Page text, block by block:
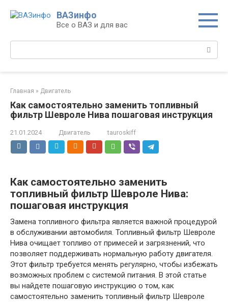
ВАЗинфо
Все о ВАЗ и для вас
Поиск:
Главная » Двигатель
Как самостоятельно заменить топливный
фильтр Шевроле Нива пошаговая инструкция
21.01.2024 Двигатель tauroskiff
Как самостоятельно заменить
топливный фильтр Шевроле Нива:
пошаговая инструкция
Замена топливного фильтра является важной процедурой
в обслуживании автомобиля. Топливный фильтр Шевроле
Нива очищает топливо от примесей и загрязнений, что
позволяет поддерживать нормальную работу двигателя.
Этот фильтр требуется менять регулярно, чтобы избежать
возможных проблем с системой питания. В этой статье
вы найдете пошаговую инструкцию о том, как
самостоятельно заменить топливный фильтр Шевроле